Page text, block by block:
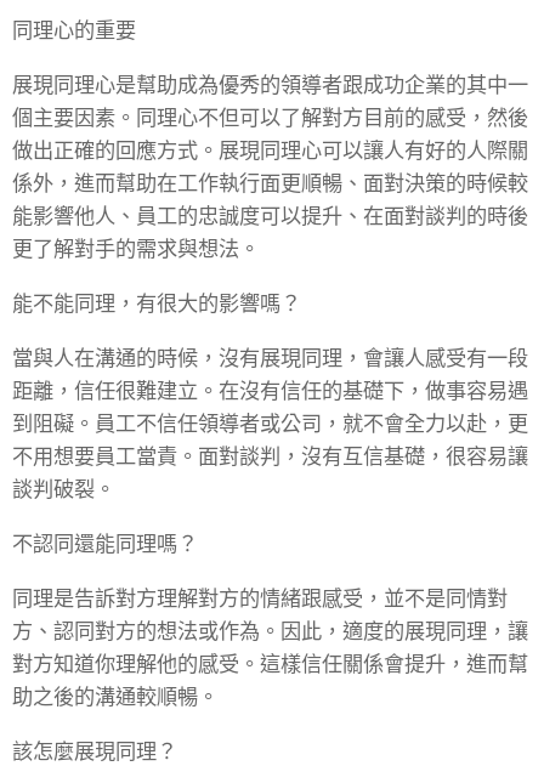
同理心的重要
展現同理心是幫助成為優秀的領導者跟成功企業的其中一
個主要因素。同理心不但可以了解對方目前的感受，然後
做出正確的回應方式。展現同理心可以讓人有好的人際關
係外，進而幫助在工作執行面更順暢、面對決策的時候較
能影響他人、員工的忠誠度可以提升、在面對談判的時後
更了解對手的需求與想法。
能不能同理，有很大的影響嗎？
當與人在溝通的時候，沒有展現同理，會讓人感受有一段
距離，信任很難建立。在沒有信任的基礎下，做事容易遇
到阻礙。員工不信任領導者或公司，就不會全力以赴，更
不用想要員工當責。面對談判，沒有互信基礎，很容易讓
談判破裂。
不認同還能同理嗎？
同理是告訴對方理解對方的情緒跟感受，並不是同情對
方、認同對方的想法或作為。因此，適度的展現同理，讓
對方知道你理解他的感受。這樣信任關係會提升，進而幫
助之後的溝通較順暢。
該怎麼展現同理？